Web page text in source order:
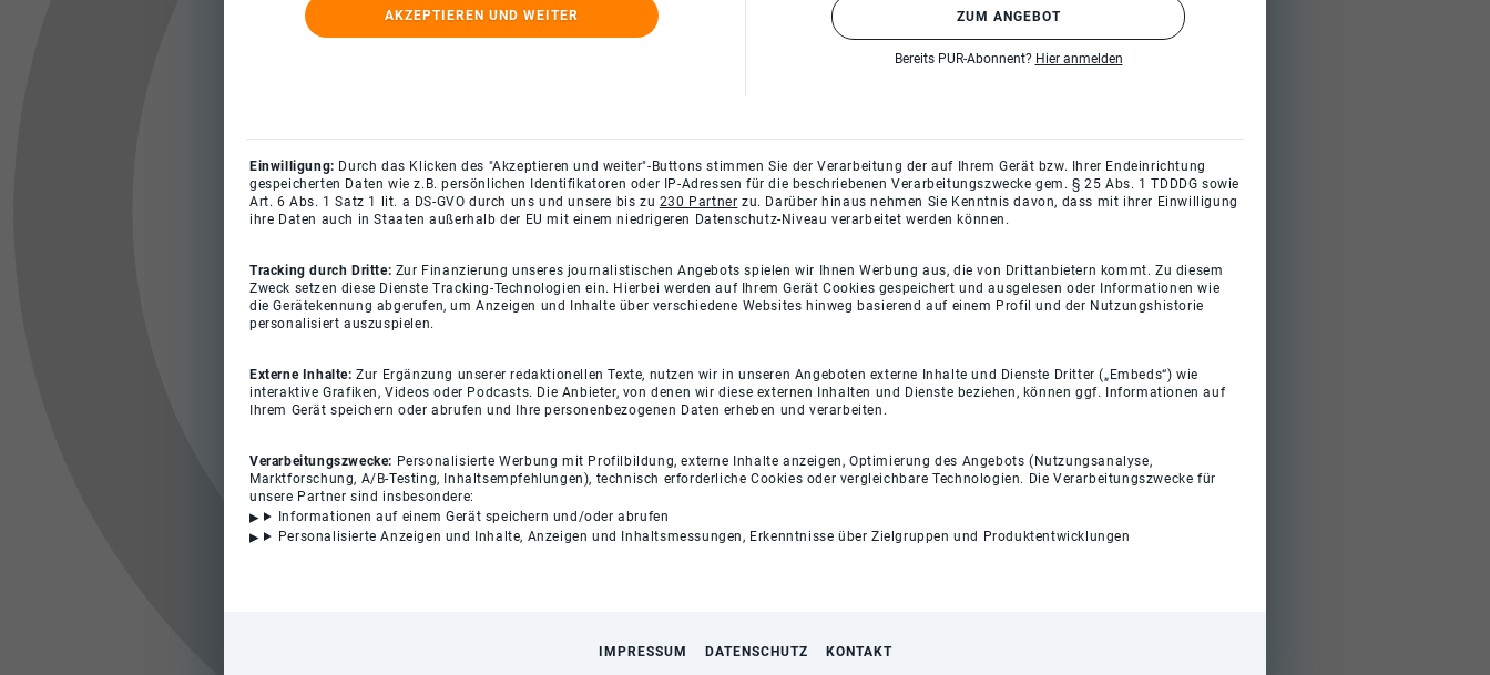
AKZEPTIEREN UND WEITER ZUM ANGEBOT
Bereits PUR-Abonnent? Hier anmelden
Einwilligung: Durch das Klicken des "Akzeptieren und weiter"-Buttons stimmen Sie der Verarbeitung der auf Ihrem Gerät bzw. Ihrer Endeinrichtung
gespeicherten Daten wie z.B. persönlichen Identifikatoren oder IP-Adressen für die beschriebenen Verarbeitungszwecke gem. § 25 Abs. 1 TDDDG sowie
Art. 6 Abs. 1 Satz 1 lit. a DS-GVO durch uns und unsere bis zu 230 Partner zu. Darüber hinaus nehmen Sie Kenntnis davon, dass mit ihrer Einwilligung
ihre Daten auch in Staaten außerhalb der EU mit einem niedrigeren Datenschutz-Niveau verarbeitet werden können.
Tracking durch Dritte: Zur Finanzierung unseres journalistischen Angebots spielen wir Ihnen Werbung aus, die von Drittanbietern kommt. Zu diesem
Zweck setzen diese Dienste Tracking-Technologien ein. Hierbei werden auf Ihrem Gerät Cookies gespeichert und ausgelesen oder Informationen wie
die Gerätekennung abgerufen, um Anzeigen und Inhalte über verschiedene Websites hinweg basierend auf einem Profil und der Nutzungshistorie
personalisiert auszuspielen.
Externe Inhalte:Zur Ergänzung unserer redaktionellen Texte, nutzen wir in unseren Angeboten externe Inhalte und Dienste Dritter („Embeds“) wie
interaktive Grafiken, Videos oder Podcasts. Die Anbieter, von denen wir diese externen Inhalten und Dienste beziehen, können ggf. Informationen auf
Ihrem Gerät speichern oder abrufen und Ihre personenbezogenen Daten erheben und verarbeiten.
Verarbeitungszwecke: Personalisierte Werbung mit Profilbildung, externe Inhalte anzeigen, Optimierung des Angebots (Nutzungsanalyse,
Marktforschung, A/B-Testing, Inhaltsempfehlungen), technisch erforderliche Cookies oder vergleichbare Technologien. Die Verarbeitungszwecke für
unsere Partner sind insbesondere:
Informationen auf einem Gerät speichern und/oder abrufen
Personalisierte Anzeigen und Inhalte, Anzeigen und Inhaltsmessungen, Erkenntnisse über Zielgruppen und Produktentwicklungen
IMPRESSUM DATENSCHUTZ KONTAKT